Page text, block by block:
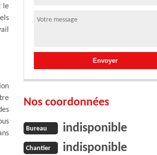
le
Nos coordonnées
Bureau indisponible
Chantier indisponible